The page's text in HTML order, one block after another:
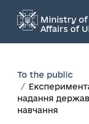
Ministry of
Affairs of
To the public
надання
навчання